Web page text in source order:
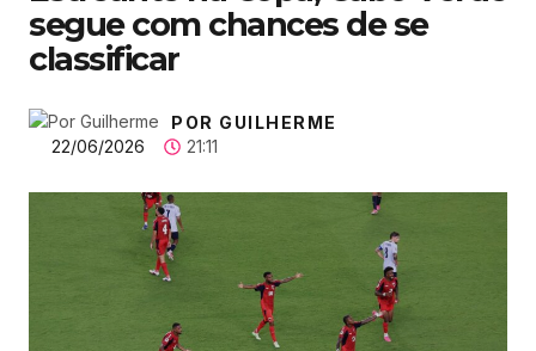
segue com chances de se
classificar
POR GUILHERME
22/06/2026
21:11